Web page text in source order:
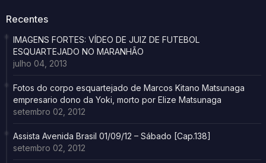
Recentes
IMAGENS FORTES: VÍDEO DE JUIZ DE FUTEBOL
ESQUARTEJADO NO MARANHÃO
julho 04, 2013
Fotos do corpo esquartejado de Marcos Kitano Matsunaga
empresario dono da Yoki, morto por Elize Matsunaga
setembro 02, 2012
Assista Avenida Brasil 01/09/12 – Sábado [Cap.138]
setembro 02, 2012